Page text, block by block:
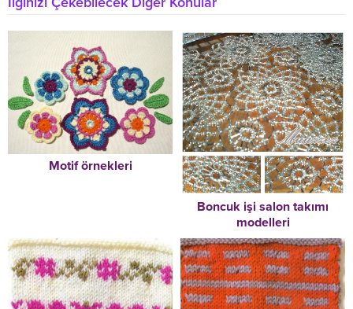
Motif örnekleri
Boncuk işi salon takımı
modelleri